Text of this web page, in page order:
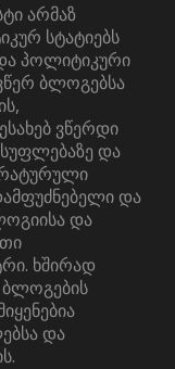
არმაზ
სტატიებს
პოლიტიკური
ბლოგებსა
ვწერდი
და
და
და
ხშირად
და